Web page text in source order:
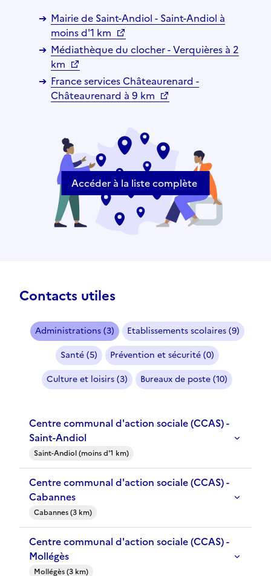
Mairie de Saint-Andiol - Saint-Andiol à
moins d'1 km
Médiathèque du clocher - Verquières à 2
km
France services Châteaurenard -
Châteaurenard à 9 km
Accéder à la liste complète
Contacts utiles
Administrations (3)
Etablissements scolaires (9)
Santé (5)
Prévention et sécurité (0)
Culture et loisirs (3)
Bureaux de poste (10)
Centre communal d'action sociale (CCAS) -
Saint-Andiol
Saint-Andiol (moins d'1 km)
Centre communal d'action sociale (CCAS) -
Cabannes
Cabannes (3 km)
Centre communal d'action sociale (CCAS) -
Mollégès
Mollégès (3 km)